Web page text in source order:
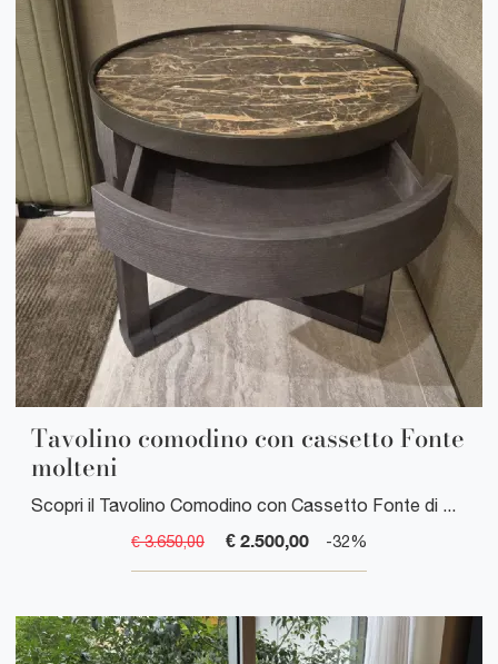
Tavolino comodino con cassetto Fonte
molteni
Scopri il Tavolino Comodino con Cassetto Fonte di Molteni, un accessorio d'arredo elegante e funzionale che unisce design contemporaneo e praticità ...
€ 3.650,00 € 2.500,00 -32%